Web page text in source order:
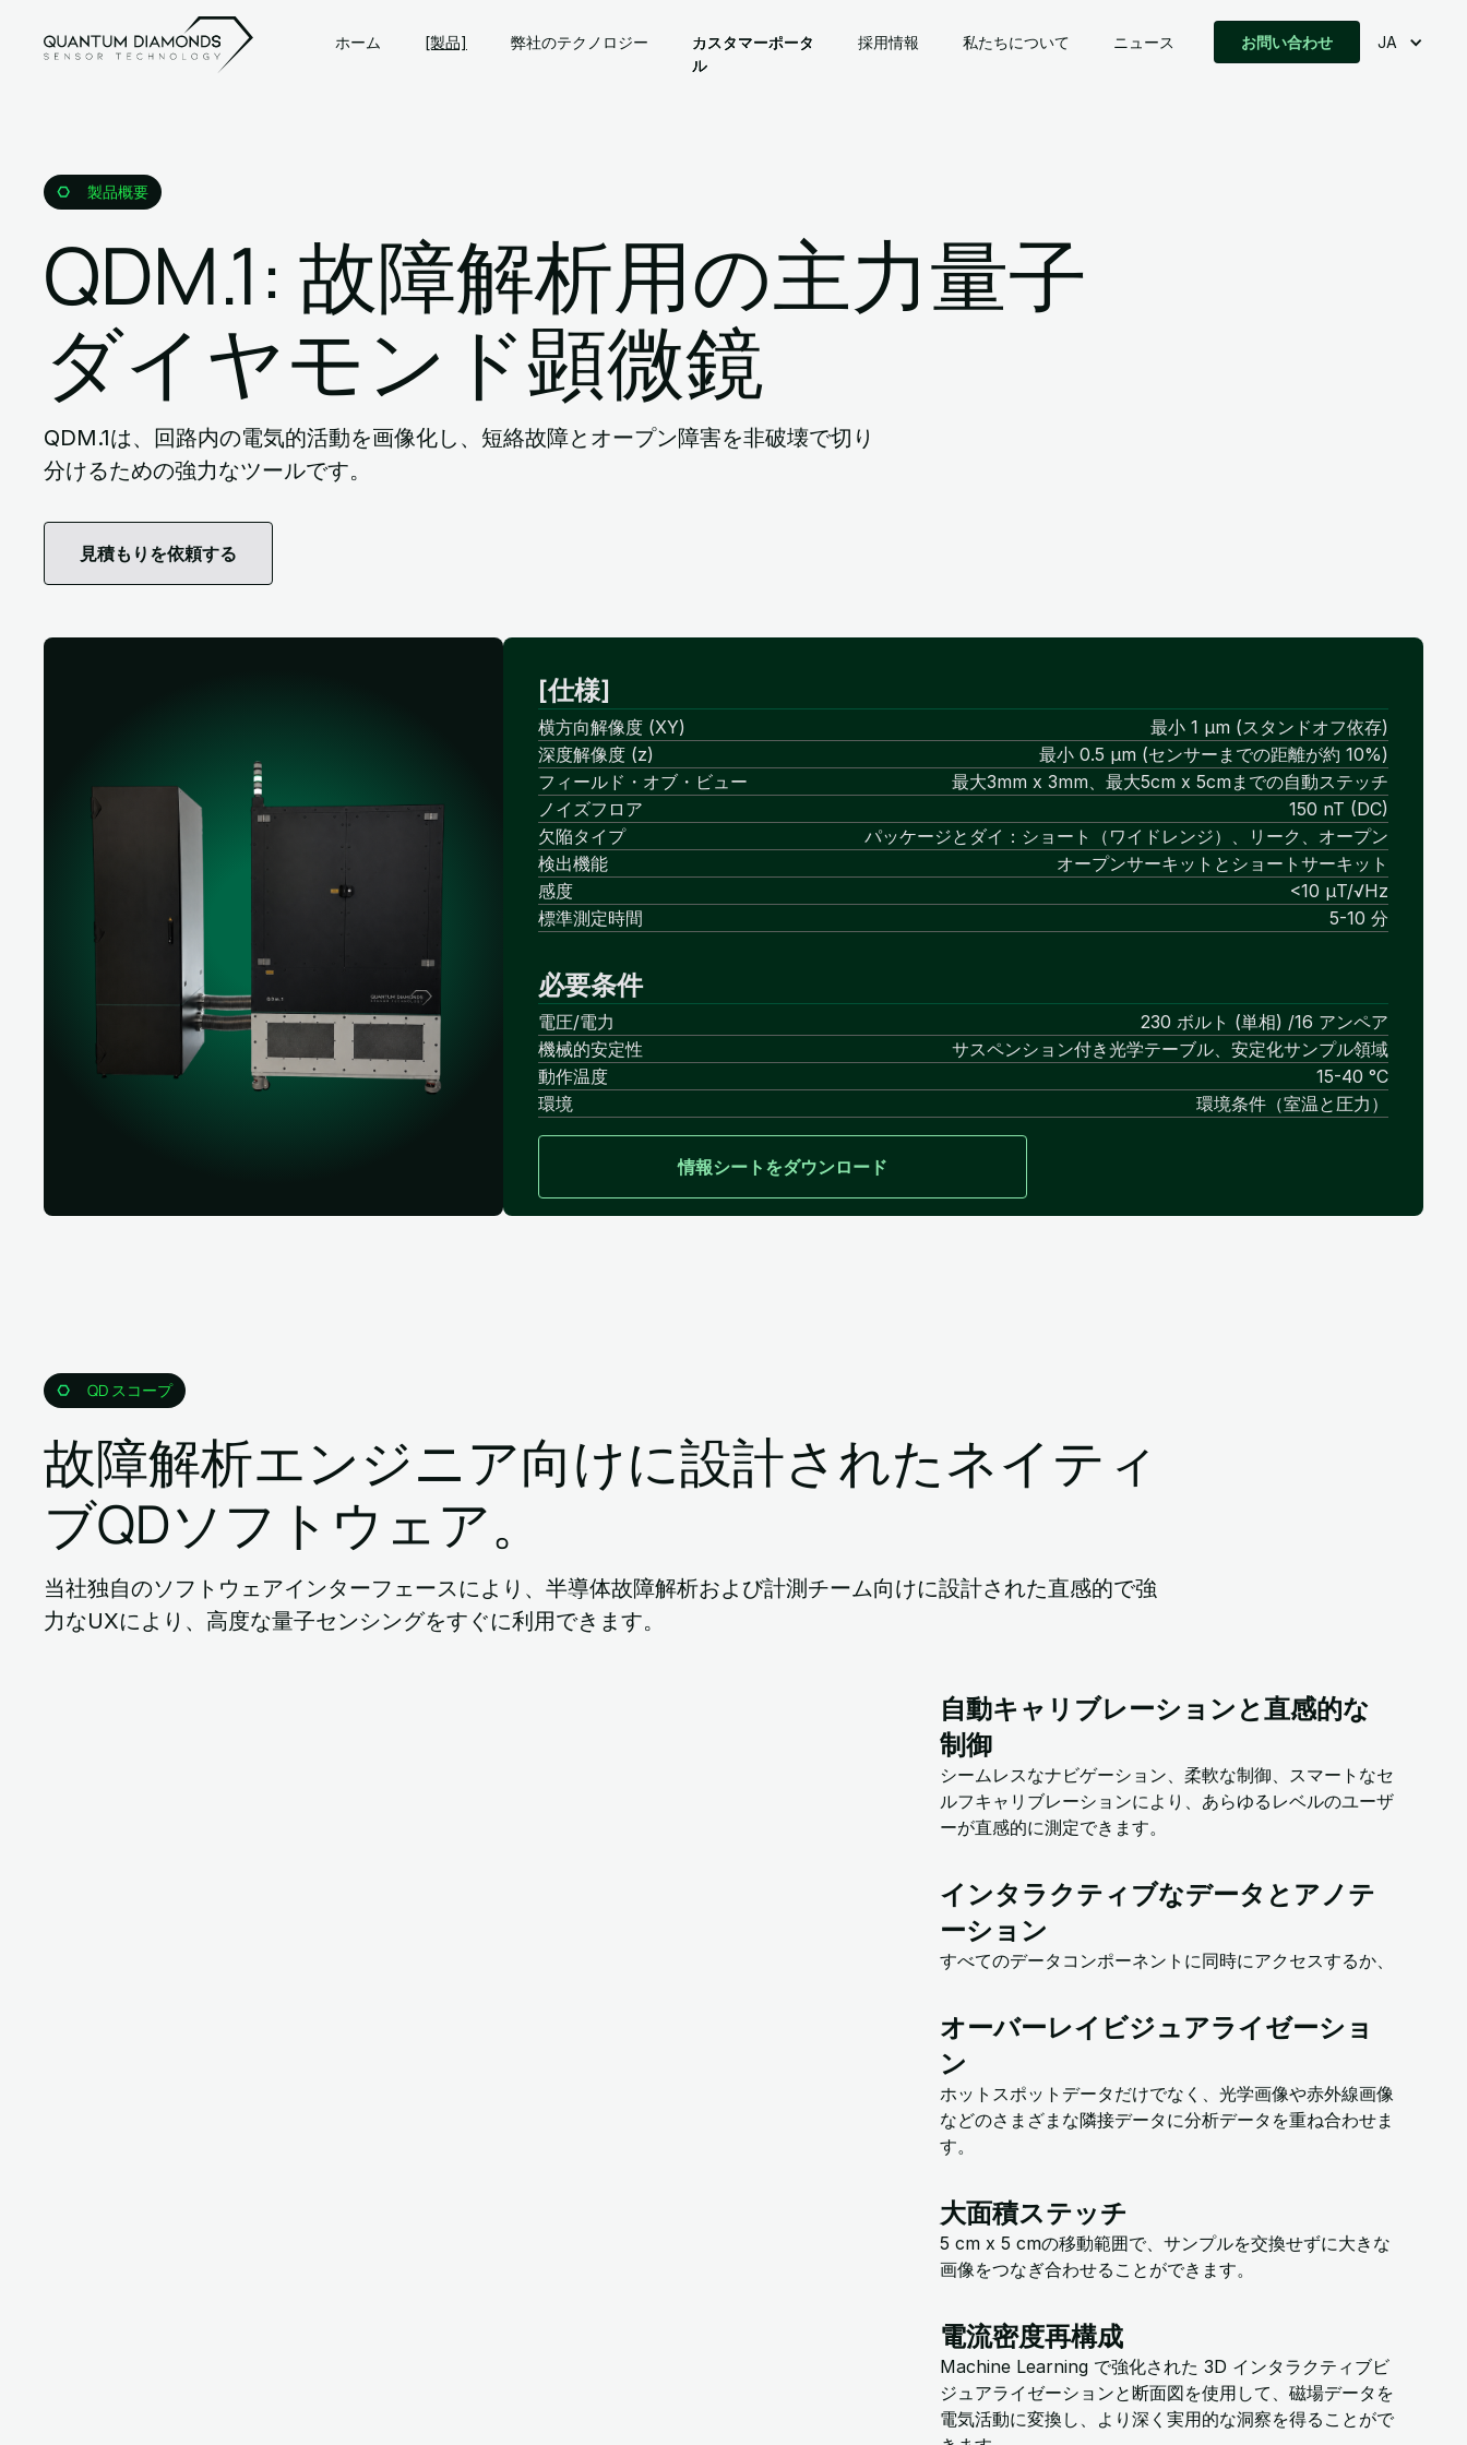
ホーム [製品] 弊社のテクノロジー
カスタマーポータ
ル
カスタマーポータ
ル
カスタマーポータ
ル
採用情報 私たちについて ニュース お問い合わせ JA
製品概要
QDM.1: 故障解析用の主力量子
ダイヤモンド顕微鏡
QDM.1は、回路内の電気的活動を画像化し、短絡故障とオープン障害を非破壊で切り
分けるための強力なツールです。
見積もりを依頼する
[仕様]
横方向解像度 (XY)
最小 1 μm (スタンドオフ依存)
深度解像度 (z)
最小 0.5 μm (センサーまでの距離が約 10%)
フィールド・オブ・ビュー
最大3mm x 3mm、最大5cm x 5cmまでの自動ステッチ
ノイズフロア
150 nT (DC)
欠陥タイプ
パッケージとダイ：ショート（ワイドレンジ）、リーク、オープン
検出機能
オープンサーキットとショートサーキット
感度
<10 μT/√Hz
標準測定時間
5-10 分
必要条件
電圧/電力
230 ボルト (単相) /16 アンペア
機械的安定性
サスペンション付き光学テーブル、安定化サンプル領域
動作温度
15-40 °C
環境
環境条件（室温と圧力）
情報シートをダウンロード
QD スコープ
故障解析エンジニア向けに設計されたネイティ
ブQDソフトウェア。
当社独自のソフトウェアインターフェースにより、半導体故障解析および計測チーム向けに設計された直感的で強
力なUXにより、高度な量子センシングをすぐに利用できます。
自動キャリブレーションと直感的な
制御
シームレスなナビゲーション、柔軟な制御、スマートなセ
ルフキャリブレーションにより、あらゆるレベルのユーザ
ーが直感的に測定できます。
インタラクティブなデータとアノテ
ーション
すべてのデータコンポーネントに同時にアクセスするか、
オーバーレイビジュアライゼーショ
ン
ホットスポットデータだけでなく、光学画像や赤外線画像
などのさまざまな隣接データに分析データを重ね合わせま
す。
大面積ステッチ
5 cm x 5 cmの移動範囲で、サンプルを交換せずに大きな
画像をつなぎ合わせることができます。
電流密度再構成
Machine Learning で強化された 3D インタラクティブビ
ジュアライゼーションと断面図を使用して、磁場データを
電気活動に変換し、より深く実用的な洞察を得ることがで